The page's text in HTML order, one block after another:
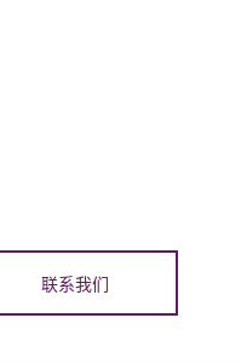
联系我们